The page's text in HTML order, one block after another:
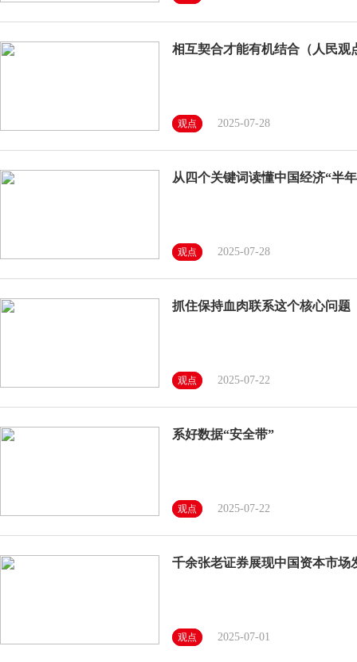
相互契合才能有机结合（人民观
观点 2025-07-28
从四个关键词读懂中国经济“半
观点 2025-07-28
抓住保持血肉联系这个核心问题
观点 2025-07-22
系好数据“安全带”
观点 2025-07-22
千余张老证券展现中国资本市场
观点 2025-07-01